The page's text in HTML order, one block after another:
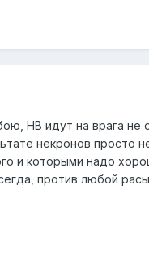
НВ идут на врага не
некронов просто
и которыми надо
против любой